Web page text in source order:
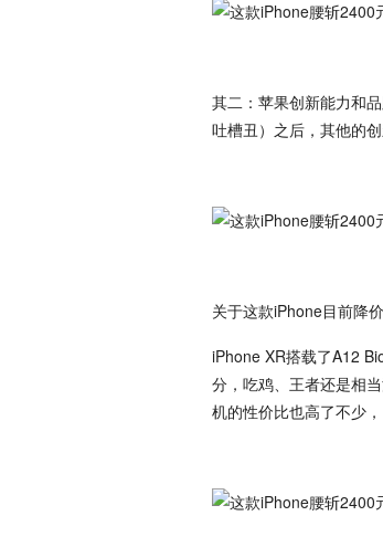
其二：苹果创新能力和
吐槽丑）之后，其他的
关于这款iPhone目前降
iPhone XR搭载了A12
分，吃鸡、王者还是相
机的性价比也高了不少